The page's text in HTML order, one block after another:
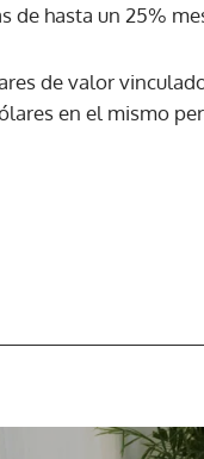
de hasta un 25%
de valor
en el mismo